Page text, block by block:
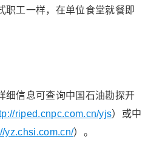
职工一样，在单位食堂就餐即
细信息可查询中国石油勘探开
riped.cnpc.com.cn/yjs）或中
yz.chsi.com.cn/）。